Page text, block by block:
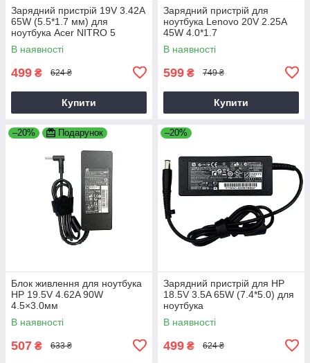
Зарядний пристрій 19V 3.42A
65W (5.5*1.7 мм) для
ноутбука Acer NITRO 5
AN515-31 65
В наявності
499 ₴ 624 ₴
Купити
Зарядний пристрій для
ноутбука Lenovo 20V 2.25A
45W 4.0*1.7
В наявності
599 ₴ 749 ₴
Купити
–20% Подарунок
Блок живлення для ноутбука
HP 19.5V 4.62A 90W
4.5×3.0мм
В наявності
507 ₴ 633 ₴
–20%
Зарядний пристрій для HP
18.5V 3.5A 65W (7.4*5.0) для
ноутбука
В наявності
499 ₴ 624 ₴